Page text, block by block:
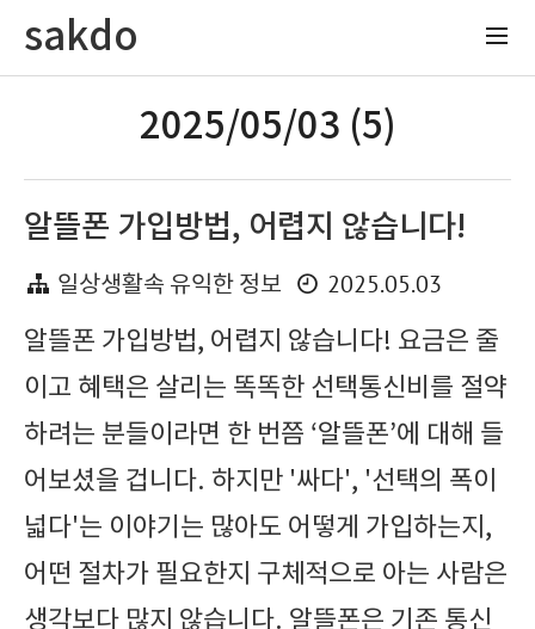
sakdo
2025/05/03 (5)
알뜰폰 가입방법, 어렵지 않습니다!
일상생활속 유익한 정보
2025.05.03
알뜰폰 가입방법, 어렵지 않습니다! 요금은 줄
이고 혜택은 살리는 똑똑한 선택통신비를 절약
하려는 분들이라면 한 번쯤 ‘알뜰폰’에 대해 들
어보셨을 겁니다. 하지만 '싸다', '선택의 폭이
넓다'는 이야기는 많아도 어떻게 가입하는지,
어떤 절차가 필요한지 구체적으로 아는 사람은
생각보다 많지 않습니다. 알뜰폰은 기존 통신